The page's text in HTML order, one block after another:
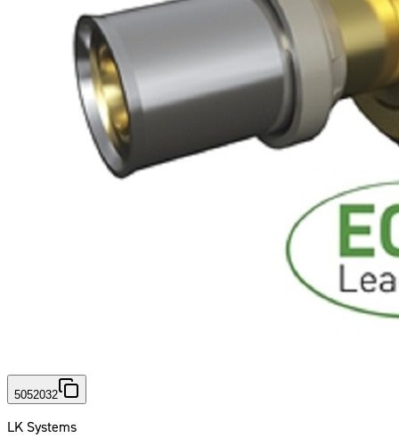
5052032
LK Systems